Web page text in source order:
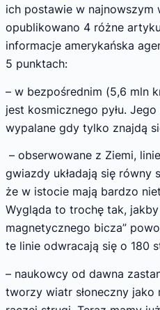
ich postawie w najnowszym
opublikowano 4 różne
informacje amerykańska
5 punktach:
– w bezpośrednim (5,6 mln
jest kosmicznego pyłu.
wypalane gdy tylko znajdą
– obserwowane z Ziemi,
gwiazdy układają się równy
że w istocie mają bardzo
Wygląda to trochę tak, jakby
magnetycznego bicza”
te linie odwracają się o 180
– naukowcy od dawna
tworzy wiatr słoneczny